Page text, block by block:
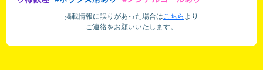
掲載情報に誤りがあった場合はこちら より
ご連絡をお願いいたします。